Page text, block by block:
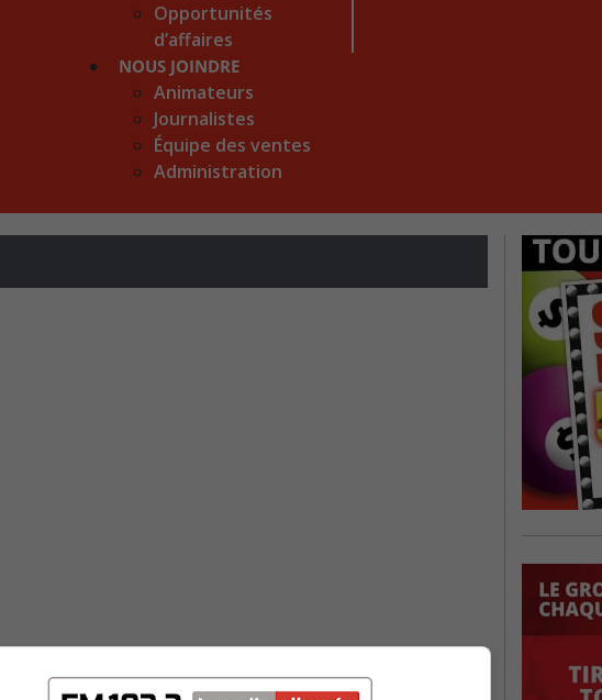
Opportunités
d’affaires
NOUS JOINDRE
Animateurs
Journalistes
Équipe des ventes
Administration